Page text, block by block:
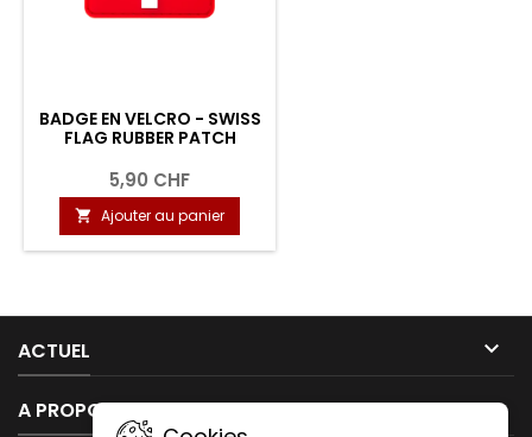
BADGE EN VELCRO - SWISS
FLAG RUBBER PATCH
5,90 CHF
 Ajouter au panier
ACTUEL 
A PROPOS DE NOUS 